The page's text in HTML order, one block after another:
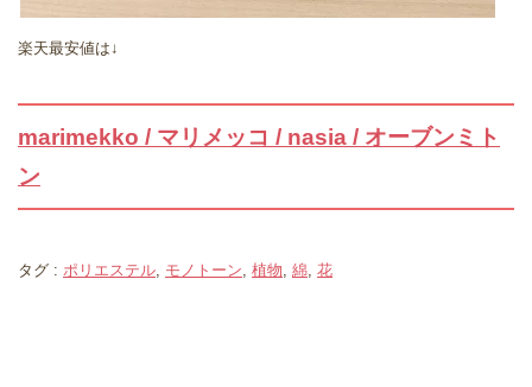
楽天最安値は↓
marimekko / マリメッコ / nasia / オーブンミト
ン
タグ : ポリエステル モノトーン 植物 綿 花